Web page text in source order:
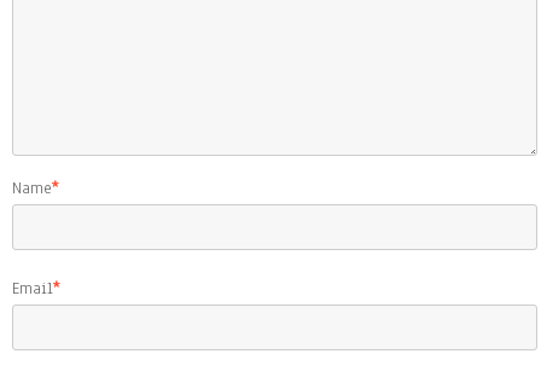
Name*
Email*